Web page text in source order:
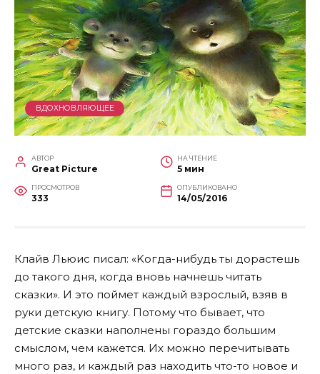
ВДОХНОВЛЯЮЩЕЕ
АВТОР
Great Picture
НА ЧТЕНИЕ
5 мин
ПРОСМОТРОВ
333
ОПУБЛИКОВАНО
14/05/2016
Клайв Льюис писал: «Kогда-нибудь ты дорастешь
до такого дня, когда вновь начнешь читать
сказки». И это поймет каждый взрослый, взяв в
руки детскую книгу. Потому что бывает, что
детские сказки наполнены гораздо большим
смыслом, чем кажется. Их можно перечитывать
много раз, и каждый раз находить что-то новое и